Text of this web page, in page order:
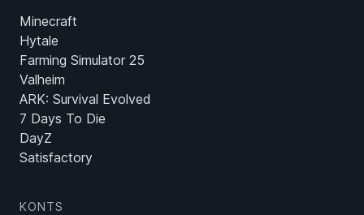
Minecraft
Hytale
Farming Simulator 25
Valheim
ARK: Survival Evolved
7 Days To Die
DayZ
Satisfactory
KONTS